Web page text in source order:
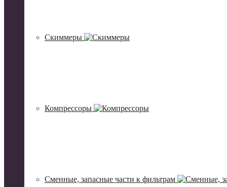
Скиммеры
Компрессоры
Сменные, запасные части к фильтрам